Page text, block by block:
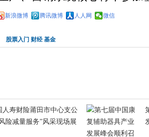
新浪微博 腾讯微博 人人网 微信
股票入门 财经 基金
人寿财险莆田市中心支公
险减量服务”风采现场展